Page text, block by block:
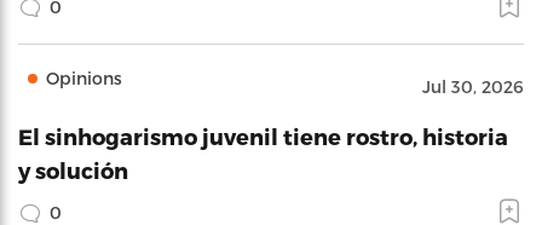
0
Opinions Jul 30, 2026
El sinhogarismo juvenil tiene rostro, historia
y solución
0